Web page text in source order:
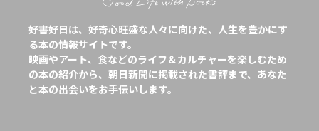
好書好日は、好奇心旺盛な人々に向けた、人生を豊かにす
る本の情報サイトです。
映画やアート、食などのライフ＆カルチャーを楽しむため
の本の紹介から、朝日新聞に掲載された書評まで、あなた
と本の出会いをお手伝いします。